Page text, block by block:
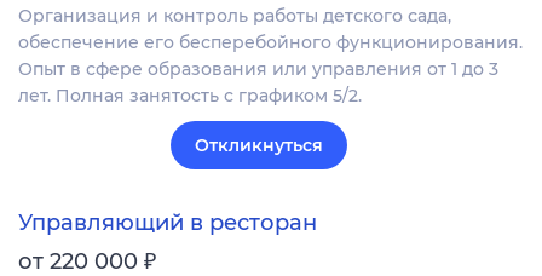
Организация и контроль работы детского сада,
обеспечение его бесперебойного функционирования.
Опыт в сфере образования или управления от 1 до 3
лет. Полная занятость с графиком 5/2.
Откликнуться
Управляющий в ресторан
от 220 000 ₽